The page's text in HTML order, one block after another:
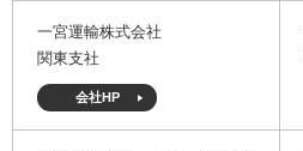
一宮運輸株式会社
関東支社
会社HP